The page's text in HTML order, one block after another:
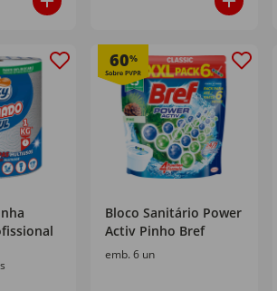
60%
Bloco Sanitário Power
Activ Pinho Bref
emb. 6 un